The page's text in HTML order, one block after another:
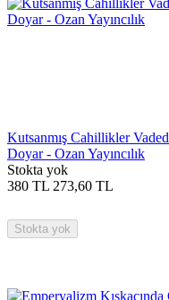
Kutsanmış Cahillikler
Doyar - Ozan Yayıncılık
Stokta yok
380 TL 273,60 TL
Stokta yok